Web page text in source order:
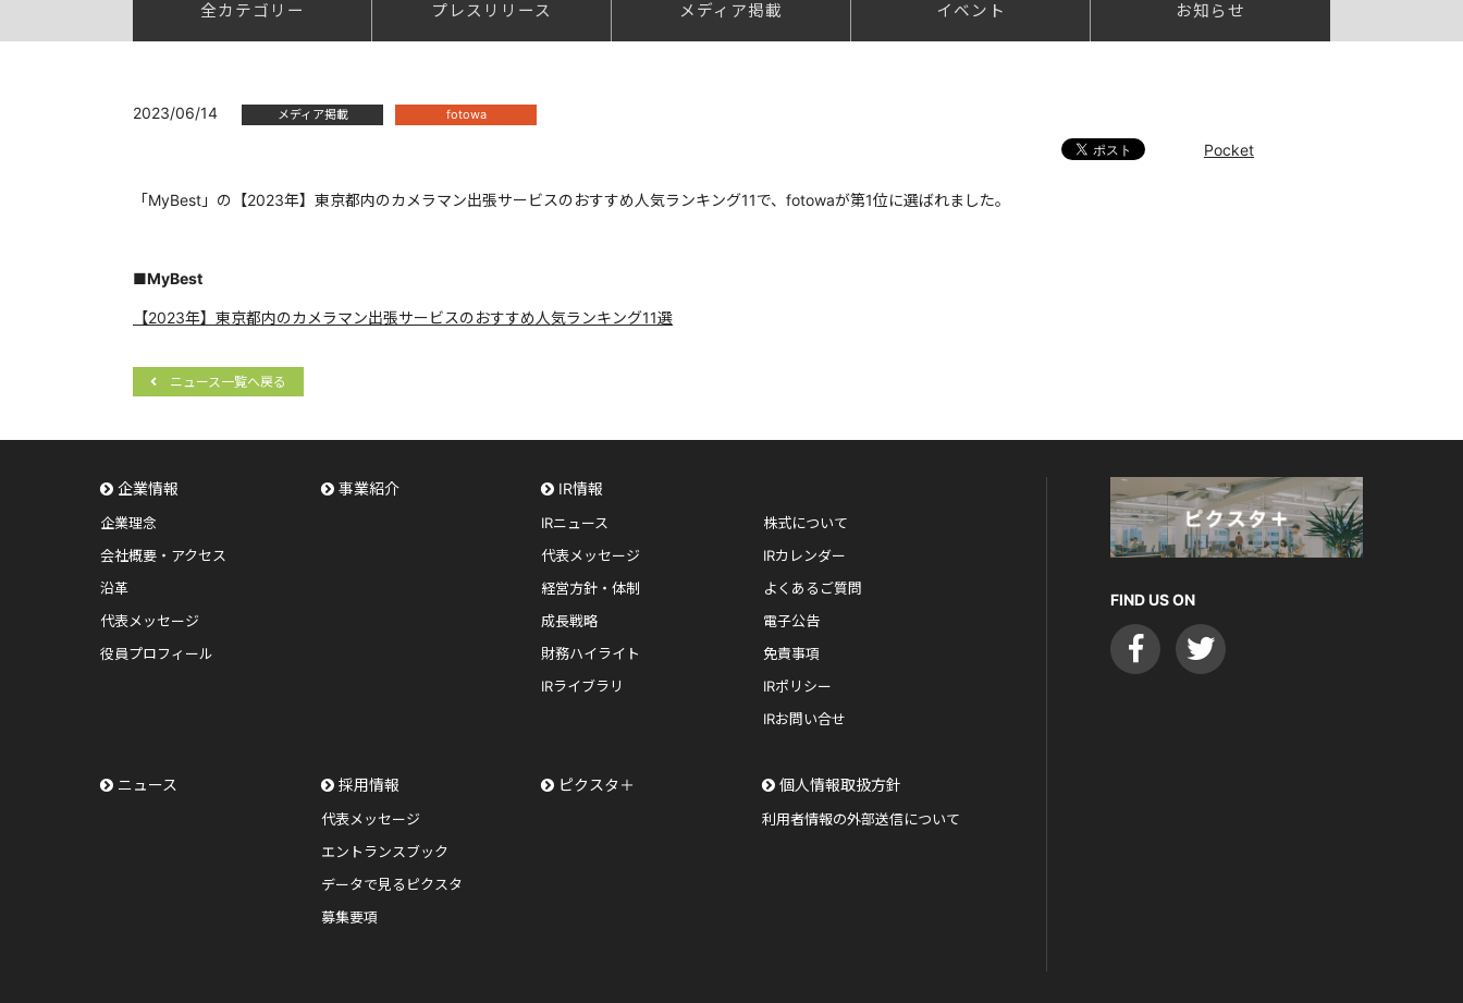
全カテゴリー プレスリリース メディア掲載 イベント お知らせ
2023/06/14 メディア掲載 fotowa
Pocket
「MyBest」の【2023年】東京都内のカメラマン出張サービスのおすすめ人気ランキング11で、fotowaが第1位に選ばれました。
■MyBest
【2023年】東京都内のカメラマン出張サービスのおすすめ人気ランキング11選
ニュース一覧へ戻る
企業情報
企業理念
会社概要・アクセス
沿革
代表メッセージ
役員プロフィール
事業紹介 IR情報
IRニュース
代表メッセージ
経営方針・体制
成長戦略
財務ハイライト
IRライブラリ
株式について
IRカレンダー
よくあるご質問
電子公告
免責事項
IRポリシー
IRお問い合せ
ニュース 採用情報
代表メッセージ
エントランスブック
データで見るピクスタ
募集要項
ピクスタ＋ 個人情報取扱方針
利用者情報の外部送信について
FIND US ON